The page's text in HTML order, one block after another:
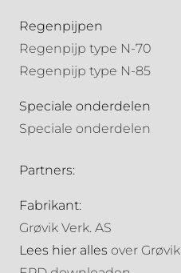
Regenpijpen
Regenpijp type N-70
Regenpijp type N-85
Speciale onderdelen
Speciale onderdelen
Partners:
Fabrikant:
Grøvik Verk. AS
Lees hier alles over Grøvik